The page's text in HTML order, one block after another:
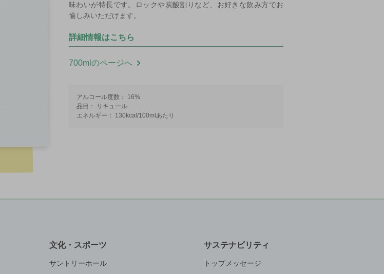
味わいが特長です。ロックや炭酸割りなど、お好きな飲み方でお
愉しみいただけます。
詳細情報はこちら
700mlのページへ
アルコール度数： 16%
品目： リキュール
エネルギー： 130kcal/100mlあたり
文化・スポーツ
サントリーホール
サステナビリティ
トップメッセージ